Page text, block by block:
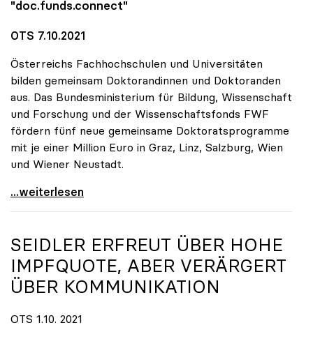
"doc.funds.connect"
OTS 7.10.2021
Österreichs Fachhochschulen und Universitäten
bilden gemeinsam Doktorandinnen und Doktoranden
aus. Das Bundesministerium für Bildung, Wissenschaft
und Forschung und der Wissenschaftsfonds FWF
fördern fünf neue gemeinsame Doktoratsprogramme
mit je einer Million Euro in Graz, Linz, Salzburg, Wien
und Wiener Neustadt.
FHs und Unis bilden gemeinsam Doktorandinnen und
...weiterlesen
SEIDLER ERFREUT ÜBER HOHE
IMPFQUOTE, ABER VERÄRGERT
ÜBER KOMMUNIKATION
OTS 1.10. 2021